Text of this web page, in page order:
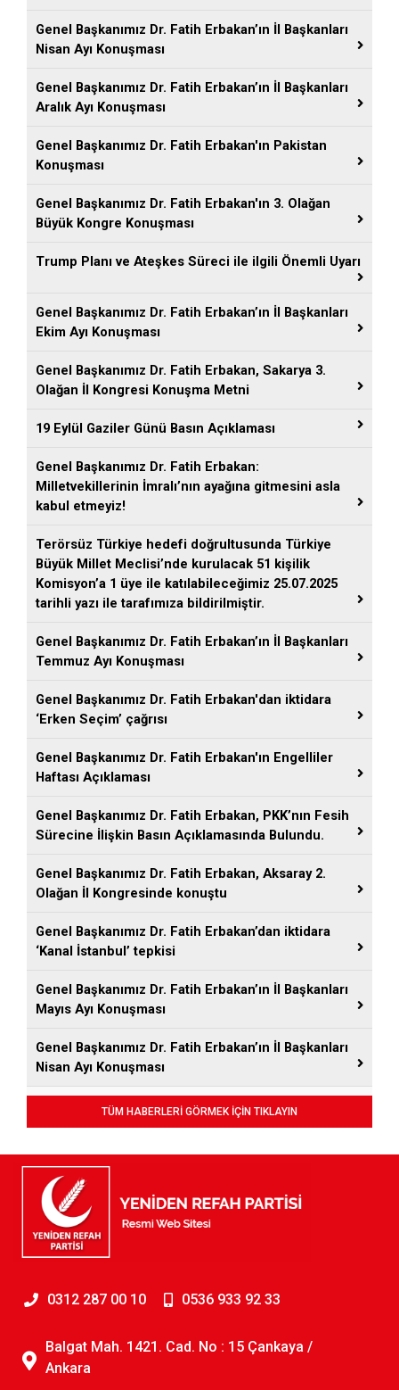
Genel Başkanımız Dr. Fatih Erbakan’ın İl Başkanları
Nisan Ayı Konuşması
Genel Başkanımız Dr. Fatih Erbakan’ın İl Başkanları
Aralık Ayı Konuşması
Genel Başkanımız Dr. Fatih Erbakan'ın Pakistan
Konuşması
Genel Başkanımız Dr. Fatih Erbakan'ın 3. Olağan
Büyük Kongre Konuşması
Trump Planı ve Ateşkes Süreci ile ilgili Önemli Uyarı
Genel Başkanımız Dr. Fatih Erbakan’ın İl Başkanları
Ekim Ayı Konuşması
Genel Başkanımız Dr. Fatih Erbakan, Sakarya 3.
Olağan İl Kongresi Konuşma Metni
19 Eylül Gaziler Günü Basın Açıklaması
Genel Başkanımız Dr. Fatih Erbakan:
Milletvekillerinin İmralı’nın ayağına gitmesini asla
kabul etmeyiz!
Terörsüz Türkiye hedefi doğrultusunda Türkiye
Büyük Millet Meclisi’nde kurulacak 51 kişilik
Komisyon’a 1 üye ile katılabileceğimiz 25.07.2025
tarihli yazı ile tarafımıza bildirilmiştir.
Genel Başkanımız Dr. Fatih Erbakan’ın İl Başkanları
Temmuz Ayı Konuşması
Genel Başkanımız Dr. Fatih Erbakan'dan iktidara
‘Erken Seçim’ çağrısı
Genel Başkanımız Dr. Fatih Erbakan'ın Engelliler
Haftası Açıklaması
Genel Başkanımız Dr. Fatih Erbakan, PKK’nın Fesih
Sürecine İlişkin Basın Açıklamasında Bulundu.
Genel Başkanımız Dr. Fatih Erbakan, Aksaray 2.
Olağan İl Kongresinde konuştu
Genel Başkanımız Dr. Fatih Erbakan’dan iktidara
‘Kanal İstanbul’ tepkisi
Genel Başkanımız Dr. Fatih Erbakan’ın İl Başkanları
Mayıs Ayı Konuşması
Genel Başkanımız Dr. Fatih Erbakan’ın İl Başkanları
Nisan Ayı Konuşması
TÜM HABERLERİ GÖRMEK İÇİN TIKLAYIN
0312 287 00 10 0536 933 92 33
Balgat Mah. 1421. Cad. No : 15 Çankaya /
Ankara